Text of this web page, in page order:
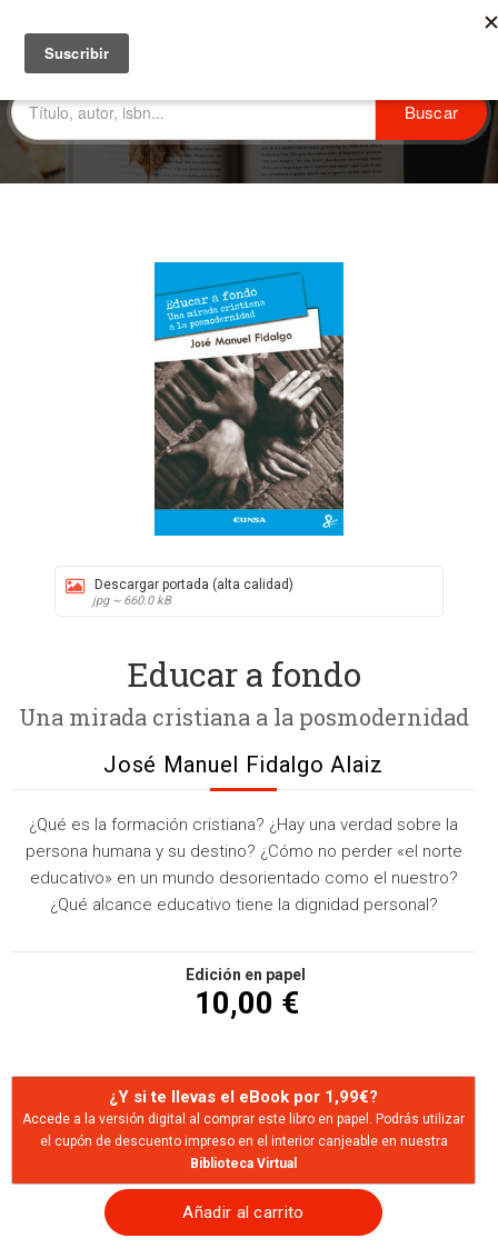
Descargar portada (alta calidad)
jpg ~ 660.0 kB
Educar a fondo
Una mirada cristiana a la posmodernidad
José Manuel Fidalgo Alaiz
¿Qué es la formación cristiana? ¿Hay una verdad sobre la
persona humana y su destino? ¿Cómo no perder «el norte
educativo» en un mundo desorientado como el nuestro?
¿Qué alcance educativo tiene la dignidad personal?
Edición en papel
10,00 €
¿Y si te llevas el eBook por 1,99€?
Accede a la versión digital al comprar este libro en papel. Podrás utilizar
el cupón de descuento impreso en el interior canjeable en nuestra
Biblioteca Virtual
Añadir al carrito